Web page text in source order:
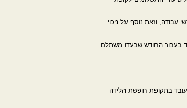
וזאת נוסף על ניכוי
בעבור החודש שבעדו משתלם